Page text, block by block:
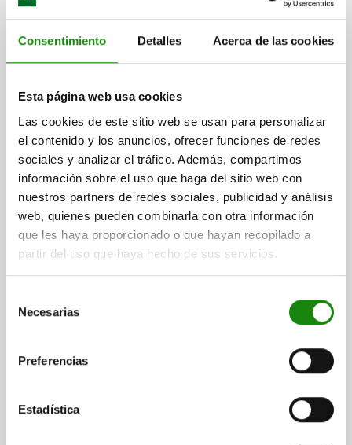
Consentimiento Detalles Acerca de las cookies
Esta página web usa cookies
Las cookies de este sitio web se usan para personalizar
el contenido y los anuncios, ofrecer funciones de redes
sociales y analizar el tráfico. Además, compartimos
información sobre el uso que haga del sitio web con
nuestros partners de redes sociales, publicidad y análisis
web, quienes pueden combinarla con otra información
que les haya proporcionado o que hayan recopilado a
partir del uso que haya hecho de sus servicios.
Necesarias
Preferencias
Estadística
PERFIL EN FORMA DE L CON NERVADURAS
ANCHURA=125 ALTURA=160 LONGITUD=300 S=25 S1=20
A=160
Referencia:01520-03X300
$8,385.57
más IVA.
DETALLES